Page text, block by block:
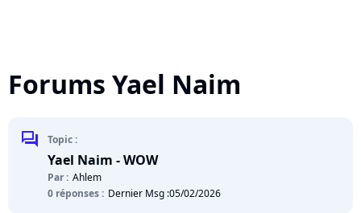
Forums Yael Naim
chat Topic :
Yael Naim - WOW
Par : Ahlem
0 réponses : Dernier Msg :05/02/2026